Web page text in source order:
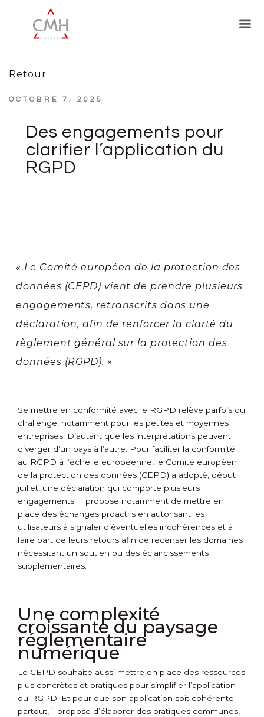
Retour
OCTOBRE 7, 2025
Des engagements pour
clarifier l’application du
RGPD
« Le Comité européen de la protection des
données (CEPD) vient de prendre plusieurs
engagements, retranscrits dans une
déclaration, afin de renforcer la clarté du
règlement général sur la protection des
données (RGPD). »
Se mettre en conformité avec le RGPD relève parfois du
challenge, notamment pour les petites et moyennes
entreprises. D’autant que les interprétations peuvent
diverger d’un pays à l’autre. Pour faciliter la conformité
au RGPD à l’échelle européenne, le Comité européen
de la protection des données (CEPD) a adopté, début
juillet, une déclaration qui comporte plusieurs
engagements. Il propose notamment de mettre en
place des échanges proactifs en autorisant les
utilisateurs à signaler d’éventuelles incohérences et à
faire part de leurs retours afin de recenser les domaines
nécessitant un soutien ou des éclaircissements
supplémentaires.
Une complexité
croissante du paysage
réglementaire
numérique
Le CEPD souhaite aussi mettre en place des ressources
plus concrètes et pratiques pour simplifier l’application
du RGPD. Et pour que son application soit cohérente
partout, il propose d’élaborer des pratiques communes,